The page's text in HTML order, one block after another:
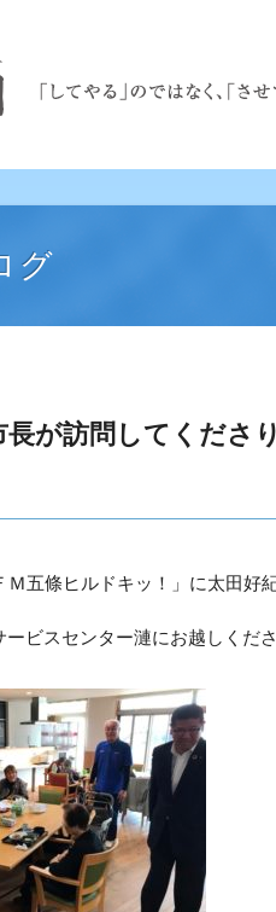
グ
長が訪問してくださ
Ｍ五條ヒルドキッ！」に太田好
ービスセンター漣にお越しくだ